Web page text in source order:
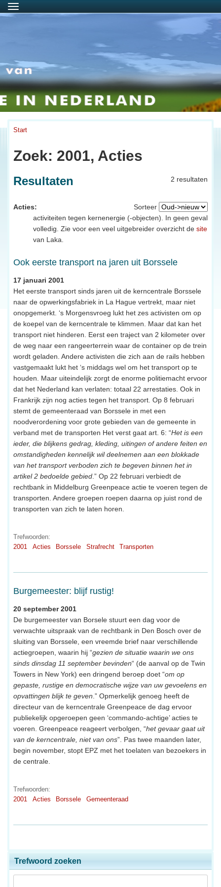
Menu
Start
Zoek: 2001, Acties
2 resultaten
Resultaten
Sorteer
Acties:
activiteiten tegen kernenergie (-objecten). In geen geval
volledig. Zie voor een veel uitgebreider overzicht de site
van Laka.
Ook eerste transport na jaren uit Borssele
17 januari 2001
Het eerste transport sinds jaren uit de kerncentrale Borssele
naar de opwerkingsfabriek in La Hague vertrekt, maar niet
onopgemerkt. ‘s Morgensvroeg lukt het zes activisten om op
de koepel van de kerncentrale te klimmen. Maar dat kan het
transport niet hinderen. Eerst een traject van 2 kilometer over
de weg naar een rangeerterrein waar de container op de trein
wordt geladen. Andere activisten die zich aan de rails hebben
vastgemaakt lukt het ‘s middags wel om het transport op te
houden. Maar uiteindelijk zorgt de enorme politiemacht ervoor
dat het Nederland kan verlaten: totaal 22 arrestaties. Ook in
Frankrijk zijn nog acties tegen het transport. Op 8 februari
stemt de gemeenteraad van Borssele in met een
noodverordening voor grote gebieden van de gemeente in
verband met de transporten Het verst gaat art. 6: “Het is een
ieder, die blijkens gedrag, kleding, uitingen of andere feiten en
omstandigheden kennelijk wil deelnemen aan een blokkade
van het transport verboden zich te begeven binnen het in
artikel 2 bedoelde gebied .” Op 22 februari verbiedt de
rechtbank in Middelburg Greenpeace actie te voeren tegen de
transporten. Andere groepen roepen daarna op juist rond de
transporten van zich te laten horen.
Trefwoorden:
2001
Acties Borssele Strafrecht Transporten
Burgemeester: blijf rustig!
20 september 2001
De burgemeester van Borsele stuurt een dag voor de
verwachte uitspraak van de rechtbank in Den Bosch over de
sluiting van Borssele, een vreemde brief naar verschillende
actiegroepen, waarin hij “gezien de situatie waarin we ons
sinds dinsdag 11 september bevinden“ (de aanval op de Twin
Towers in New York) een dringend beroep doet “om op
gepaste, rustige en democratische wijze van uw gevoelens en
opvattingen blijk te geven .” Opmerkelijk genoeg heeft de
directeur van de kerncentrale Greenpeace de dag ervoor
publiekelijk opgeroepen geen ‘commando-achtige’ acties te
voeren. Greenpeace reageert verbolgen, “het gevaar gaat uit
van de kerncentrale, niet van ons”. Pas twee maanden later,
begin november, stopt EPZ met het toelaten van bezoekers in
de centrale.
Trefwoorden:
2001
Acties Borssele Gemeenteraad
Trefwoord zoeken